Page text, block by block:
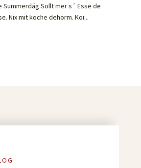
Summerdäg Sollt mer s´ Esse de
Nix mit koche dehorm. Koi...